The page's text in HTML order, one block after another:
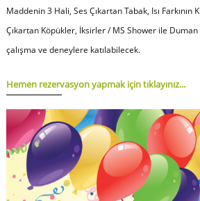
Maddenin 3 Hali, Ses Çıkartan Tabak, Isı
Çıkartan Köpükler, İksirler / MS Shower ile
çalışma ve deneylere katılabilecek.
Hemen rezervasyon yapmak içintıklayınız...